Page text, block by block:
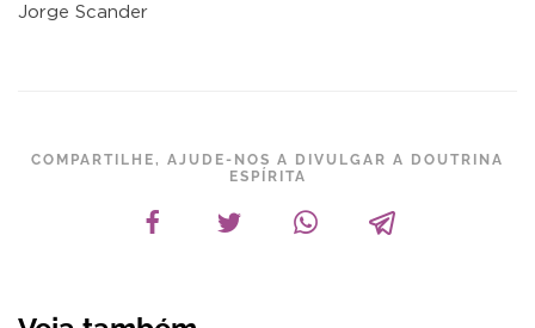
Jorge Scander
COMPARTILHE, AJUDE-NOS A DIVULGAR A DOUTRINA
ESPÍRITA